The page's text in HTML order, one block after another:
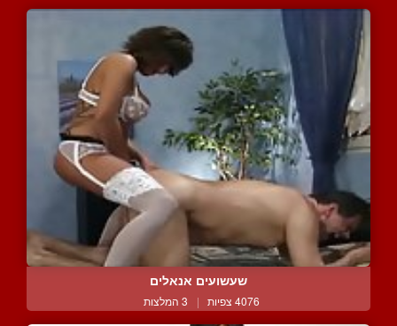
שעשועים אנאלים
4076 צפיות | 3 המלצות